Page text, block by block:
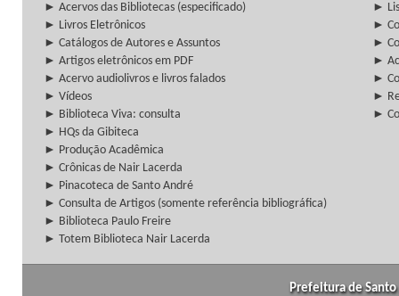
► Acervos das Bibliotecas (especificado)
►
► Livros Eletrônicos
►
► Catálogos de Autores e Assuntos
►
► Artigos eletrônicos em PDF
►
► Acervo audiolivros e livros falados
►
► Vídeos
►
► Biblioteca Viva: consulta
►
► HQs da Gibiteca
► Produção Acadêmica
► Crônicas de Nair Lacerda
► Pinacoteca de Santo André
► Consulta de Artigos (somente referência bibliográfica)
► Biblioteca Paulo Freire
► Totem Biblioteca Nair Lacerda
Prefeitura de